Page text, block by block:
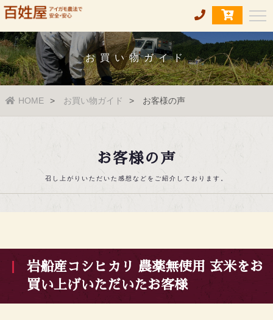
お買い物ガイド
HOME お買い物ガイド お客様の声
お客様の声
召し上がりいただいた感想などをご紹介しております。
岩船産コシヒカリ 農薬無使用 玄米をお
買い上げいただいたお客様